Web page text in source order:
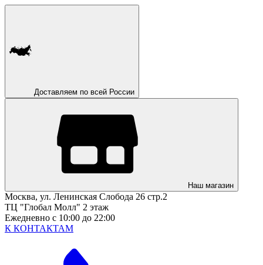
Доставляем по всей России
Наш магазин
Москва, ул. Ленинская Слобода 26 стр.2
ТЦ "Глобал Молл" 2 этаж
Ежедневно с 10:00 до 22:00
К КОНТАКТАМ